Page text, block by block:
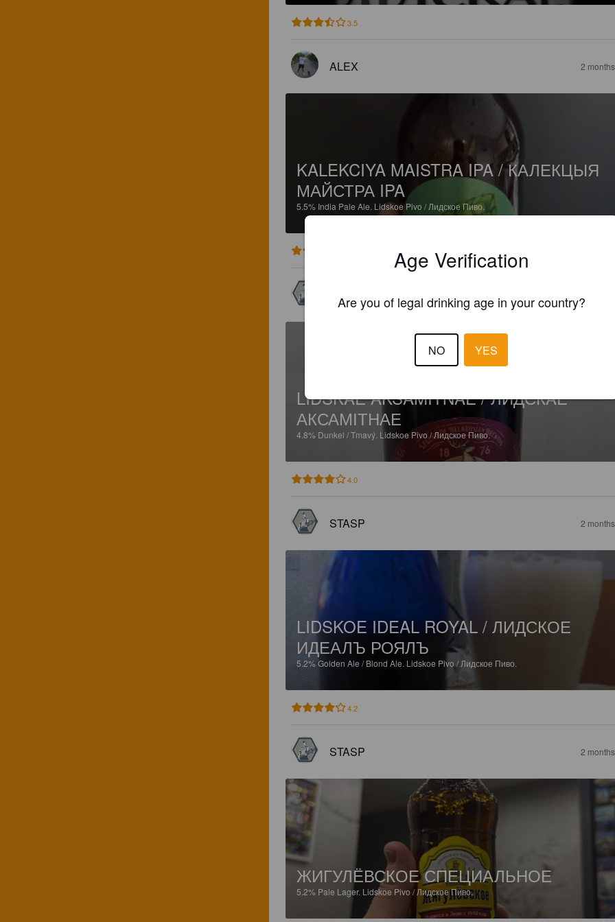
3.5
ALEX 2
KALEKCIYA MAISTRA IPA / КАЛЕКЦЫЯ
МАЙСТРА IPA
5.5% India Pale Ale. Lidskoe Pivo / Лидское Пиво.
STASP
LIDSKAE AKSAMITNAE / ЛИДСКAE
АКСАМІТНАЕ
4.8% Dunkel / Tmavý. Lidskoe Pivo / Лидское Пиво.
4.0
STASP 2
LIDSKOE IDEAL ROYAL / ЛИДСКОЕ
ИДЕАЛЪ РОЯЛЪ
5.2% Golden Ale / Blond Ale. Lidskoe Pivo / Лидское Пиво.
4.2
STASP 2
ЖИГУЛЁВСКОЕ СПЕЦИАЛЬНОЕ
5.2% Pale Lager. Lidskoe Pivo / Лидское Пиво.
Age Verification
Are you of legal drinking age in your country?
NO YES